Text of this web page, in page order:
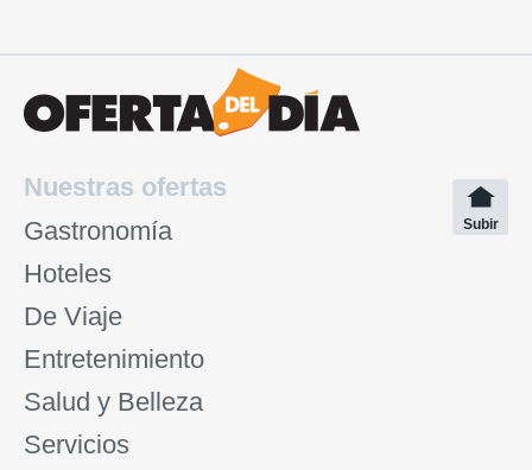
Nuestras ofertas
Gastronomía
Hoteles
De Viaje
Entretenimiento
Salud y Belleza
Servicios
Subir